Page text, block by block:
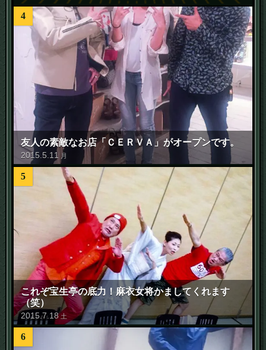
4
友人の素敵なお店「ＣＥＲＶＡ」がオープンです。
2015 5 11 月
5
これぞ宝生亭の底力！麻衣女将かましてくれます
（笑）
2015.7. 18 土
6